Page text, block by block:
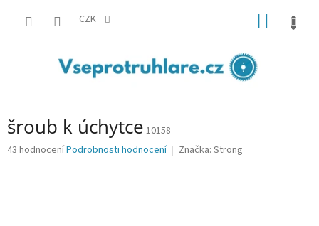
CZK
šroub k úchytce 10158
Průměrné
43 hodnoceníPodrobnosti hodnocení Značka: Strong